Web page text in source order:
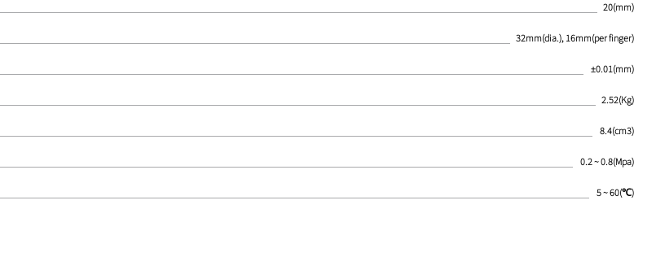
20(mm)
32mm(dia.), 16mm(per finger)
±0.01(mm)
2.52(Kg)
8.4(cm3)
0.2 ~ 0.8(Mpa)
5 ~ 60(℃)